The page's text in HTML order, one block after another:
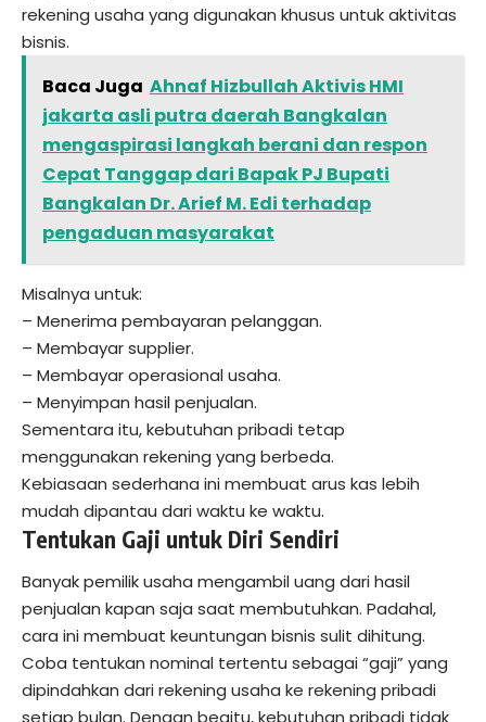
rekening usaha yang digunakan khusus untuk aktivitas
bisnis.
Baca Juga Ahnaf Hizbullah Aktivis HMI
jakarta asli putra daerah Bangkalan
mengaspirasi langkah berani dan respon
Cepat Tanggap dari Bapak PJ Bupati
Bangkalan Dr. Arief M. Edi terhadap
pengaduan masyarakat
Misalnya untuk:
– Menerima pembayaran pelanggan.
– Membayar supplier.
– Membayar operasional usaha.
– Menyimpan hasil penjualan.
Sementara itu, kebutuhan pribadi tetap
menggunakan rekening yang berbeda.
Kebiasaan sederhana ini membuat arus kas lebih
mudah dipantau dari waktu ke waktu.
Tentukan Gaji untuk Diri Sendiri
Banyak pemilik usaha mengambil uang dari hasil
penjualan kapan saja saat membutuhkan. Padahal,
cara ini membuat keuntungan bisnis sulit dihitung.
Coba tentukan nominal tertentu sebagai “gaji” yang
dipindahkan dari rekening usaha ke rekening pribadi